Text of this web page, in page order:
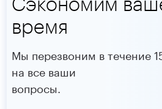
время
Мы перезвоним в течение
на все ваши
вопросы.